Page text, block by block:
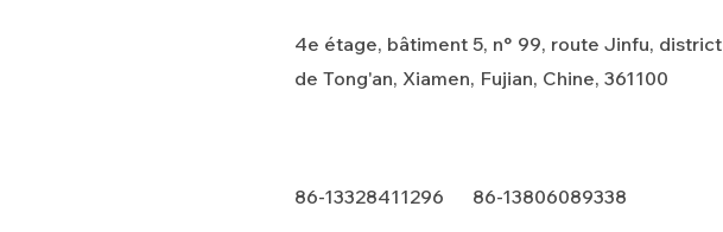
4e étage, bâtiment 5, n° 99, route Jinfu, district
de Tong'an, Xiamen, Fujian, Chine, 361100
86-13328411296 86-13806089338